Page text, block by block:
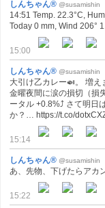
しんちゃん® @susamishin
14:51 Temp. 22.3°C,
Today 0 mm, Wind 206°
15:00
しんちゃん® @susamishin
大引け乙カレー🍛。 増
金曜夜間に涙の損切（損
ータル +0.8%⤴ さて明日
か？… https://t.co/
15:14
しんちゃん® @susamishin
あ、先物、下げたらアカ
15:22